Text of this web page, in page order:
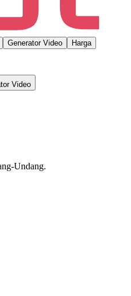
Generator Video
Harga
Video
Undang.